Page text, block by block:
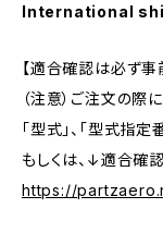
International
【適合確認は必ず事
（注意）ご注文の際
「型式」、「型式指
もしくは、↓適合確
https://